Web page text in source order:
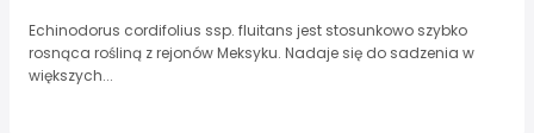
Echinodorus cordifolius ssp. fluitans jest stosunkowo szybko
rosnąca rośliną z rejonów Meksyku. Nadaje się do sadzenia w
większych...